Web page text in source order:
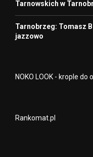
Tarnowskich w
Tarnobrzeg: Tomasz
jazzowo
NOKO LOOK - krople do
Rankomat.pl